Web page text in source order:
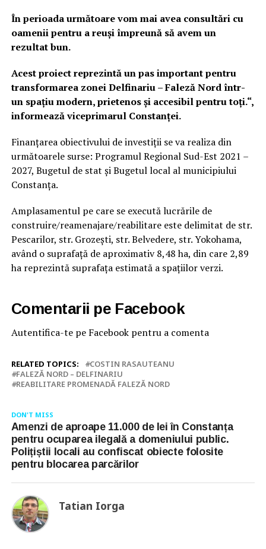
În perioada următoare vom mai avea consultări cu
oamenii pentru a reuși împreună să avem un
rezultat bun.
Acest proiect reprezintă un pas important pentru
transformarea zonei Delfinariu – Faleză Nord într-
un spațiu modern, prietenos și accesibil pentru toți.“,
informează viceprimarul Constanței.
Finanțarea obiectivului de investiții se va realiza din
următoarele surse: Programul Regional Sud-Est 2021 –
2027, Bugetul de stat şi Bugetul local al municipiului
Constanța.
Amplasamentul pe care se execută lucrările de
construire/reamenajare/reabilitare este delimitat de str.
Pescarilor, str. Grozești, str. Belvedere, str. Yokohama,
având o suprafață de aproximativ 8,48 ha, din care 2,89
ha reprezintă suprafața estimată a spațiilor verzi.
Comentarii pe Facebook
Autentifica-te pe Facebook pentru a comenta
RELATED TOPICS:
COSTIN RASAUTEANU
FALEZĂ NORD – DELFINARIU
REABILITARE PROMENADĂ FALEZĂ NORD
DON'T MISS
Amenzi de aproape 11.000 de lei în Constanța
pentru ocuparea ilegală a domeniului public.
Polițiștii locali au confiscat obiecte folosite
pentru blocarea parcărilor
Tatian Iorga